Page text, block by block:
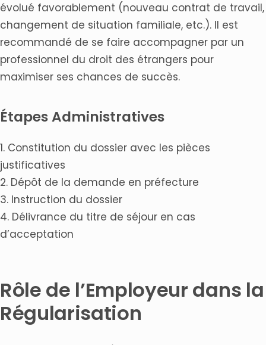
évolué favorablement (nouveau contrat de travail,
changement de situation familiale, etc.). Il est
recommandé de se faire accompagner par un
professionnel du droit des étrangers pour
maximiser ses chances de succès.
Étapes Administratives
1. Constitution du dossier avec les pièces
justificatives
2. Dépôt de la demande en préfecture
3. Instruction du dossier
4. Délivrance du titre de séjour en cas
d’acceptation
Rôle de l’Employeur dans la
Régularisation